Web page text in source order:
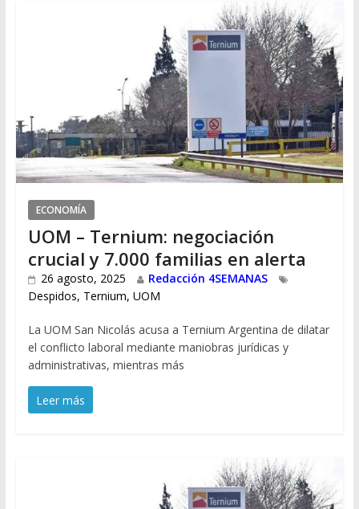
ECONOMÍA
UOM – Ternium: negociación
crucial y 7.000 familias en alerta
26 agosto, 2025
Redacción 4SEMANAS
Despidos, Ternium, UOM
La UOM San Nicolás acusa a Ternium Argentina de dilatar
el conflicto laboral mediante maniobras jurídicas y
administrativas, mientras más
Leer más